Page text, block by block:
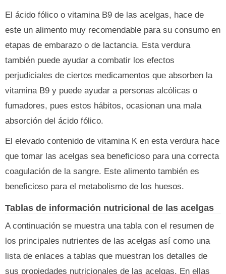
El ácido fólico o vitamina B9 de las acelgas, hace de
este un alimento muy recomendable para su consumo en
etapas de embarazo o de lactancia. Esta verdura
también puede ayudar a combatir los efectos
perjudiciales de ciertos medicamentos que absorben la
vitamina B9 y puede ayudar a personas alcólicas o
fumadores, pues estos hábitos, ocasionan una mala
absorción del ácido fólico.
El elevado contenido de vitamina K en esta verdura hace
que tomar las acelgas sea beneficioso para una correcta
coagulación de la sangre. Este alimento también es
beneficioso para el metabolismo de los huesos.
Tablas de información nutricional de las acelgas
A continuación se muestra una tabla con el resumen de
los principales nutrientes de las acelgas así como una
lista de enlaces a tablas que muestran los detalles de
sus propiedades nutricionales de las acelgas. En ellas